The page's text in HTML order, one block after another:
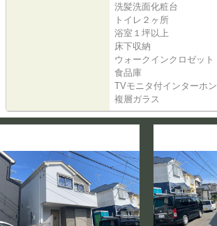
洗髪洗面化粧台
トイレ２ヶ所
浴室１坪以上
床下収納
ウォークインクロゼット
食品庫
TVモニタ付インターホン
複層ガラス